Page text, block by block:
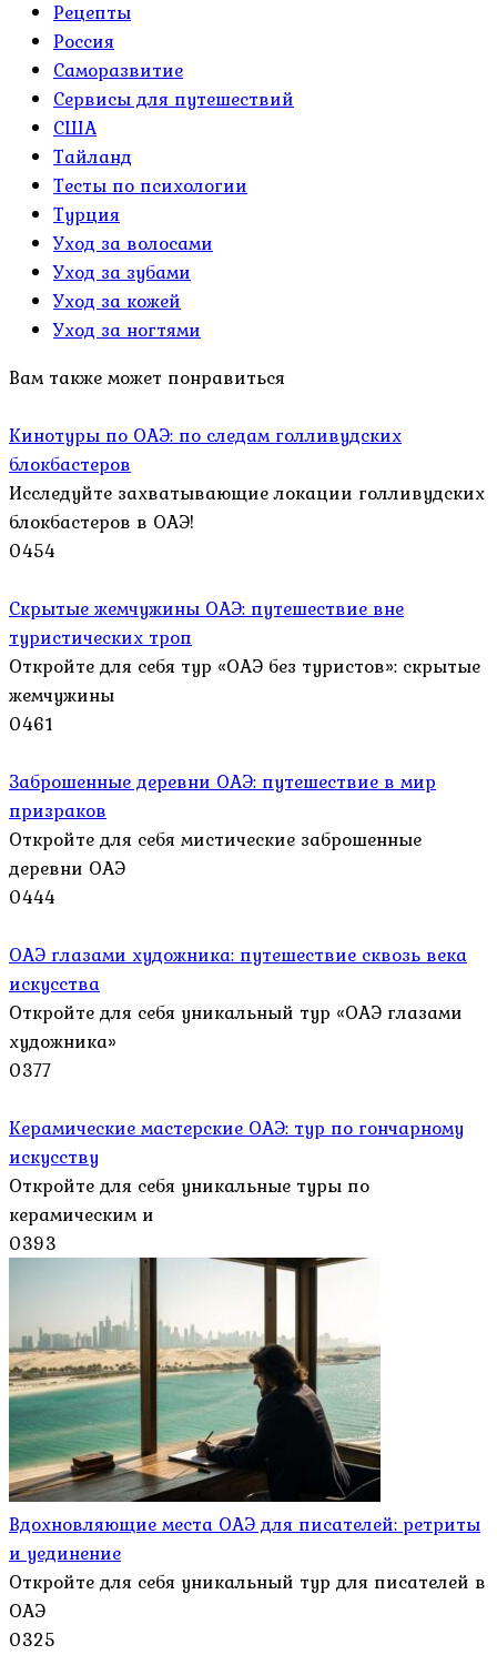
Рецепты
Россия
Саморазвитие
Сервисы для путешествий
США
Тайланд
Тесты по психологии
Турция
Уход за волосами
Уход за зубами
Уход за кожей
Уход за ногтями
Вам также может понравиться
Кинотуры по ОАЭ: по следам голливудских
блокбастеров
Исследуйте захватывающие локации голливудских
блокбастеров в ОАЭ!
0454
Скрытые жемчужины ОАЭ: путешествие вне
туристических троп
Откройте для себя тур «ОАЭ без туристов»: скрытые
жемчужины
0461
Заброшенные деревни ОАЭ: путешествие в мир
призраков
Откройте для себя мистические заброшенные
деревни ОАЭ
0444
ОАЭ глазами художника: путешествие сквозь века
искусства
Откройте для себя уникальный тур «ОАЭ глазами
художника»
0377
Керамические мастерские ОАЭ: тур по гончарному
искусству
Откройте для себя уникальные туры по
керамическим и
0393
Вдохновляющие места ОАЭ для писателей: ретриты
и уединение
Откройте для себя уникальный тур для писателей в
ОАЭ
0325